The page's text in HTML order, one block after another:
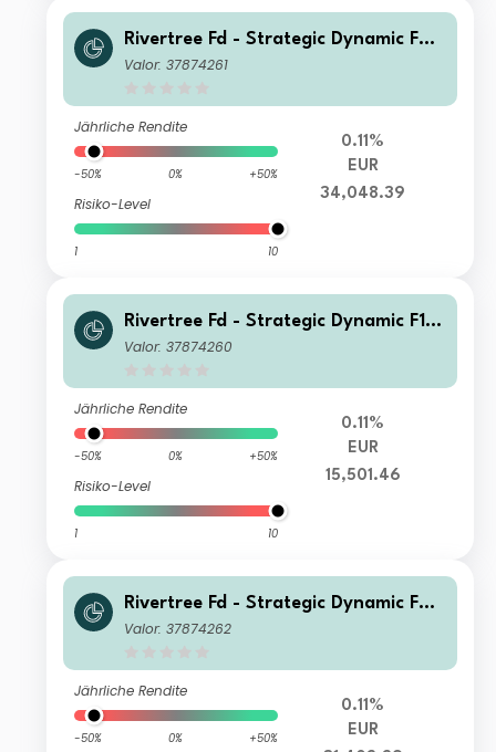
Rivertree Fd - Strategic Dynamic F2
Capitalisation
Valor: 37874261
Jährliche Rendite
-50% 0% +50%
Risiko-Level
1 10
0.11%
EUR
34,048.39
Rivertree Fd - Strategic Dynamic F1 D
istribution
Valor: 37874260
Jährliche Rendite
-50% 0% +50%
Risiko-Level
1 10
0.11%
EUR
15,501.46
Rivertree Fd - Strategic Dynamic F2
Distribution
Valor: 37874262
Jährliche Rendite
-50% 0% +50%
0.11%
EUR